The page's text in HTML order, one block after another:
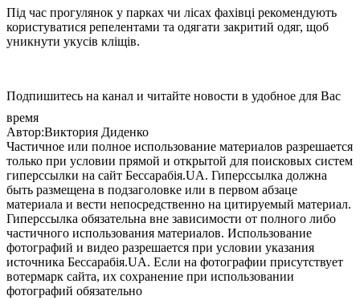
Під час прогулянок у парках чи лісах фахівці рекомендують
користуватися репелентами та одягати закритий одяг, щоб
уникнути укусів кліщів.
Подпишитесь на канал и читайте новости в удобное для Вас
время
Автор:Виктория Диденко
Частичное или полное использование материалов разрешается
только при условии прямой и открытой для поисковых систем
гиперссылки на сайт Бессарабія.UA. Гиперссылка должна
быть размещена в подзаголовке или в первом абзаце
материала и вести непосредственно на цитируемый материал.
Гиперссылка обязательна вне зависимости от полного либо
частичного использования материалов. Использование
фотографий и видео разрешается при условии указания
источника Бессарабія.UA. Если на фотографии присутствует
вотермарк сайта, их сохранение при использовании
фотографий обязательно